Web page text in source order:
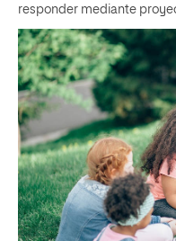
responder mediante